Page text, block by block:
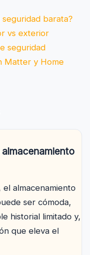
barata?
vs exterior
seguridad
Matter y Home
almacenamiento
ser cómoda,
historial limitado y,
que eleva el